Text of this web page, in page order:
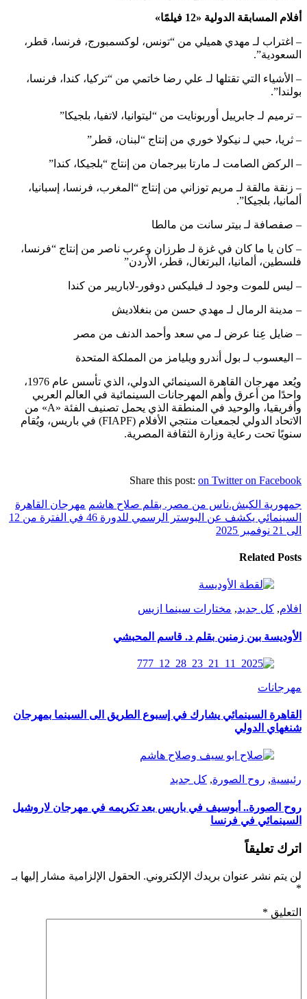
أفلام المسابقة الدولية «12 فيلمًا»
– اغتراب لـ مهدي هميلي من “تونس، لوكسمبورج، فرنسا، قطر،
السعودية”.
– الأشياء التي تقتلها لـ علي رضا خاتمي من “تركيا، كندا، فرنسا،
بولندا”.
– ترميم لـ جابرييل أوربونايت من “ليتوانيا، لاتفيا، بلجيكا”
– ثريا، حبي لـ نيكولا خوري من إنتاج “لبنان، قطر”
– الركض الصامت لـ مارتا بيرجمان من إنتاج “بلجيكا، كندا”
– زنقة مالقة لـ مريم توزاني من إنتاج “المغرب، فرنسا، إسبانيا،
ألمانيا، بلجيكا”.
– صفصافة لـ بيتر سانت من مالطا
– كان يا ما كان في غزة لـ طرزان وعرب ناصر من إنتاج “فرنسا،
فلسطين، ألمانيا، البرتغال، قطر، الأردن”
– ليس للموت وجود لـ فيليكس دوفور-لاباريير من كندا
– مدينة الرمال لـ مهدي حسن من بنغلاديش
– ضايل عِنا عرض لـ مي سعد وأحمد الدنف من مصر
– اليعسوب لـ بول أندرو ويليامز من المملكة المتحدة
ويُعد مهرجان القاهرة السينمائي الدولي، الذي تأسس عام 1976،
واحدًا من أعرق وأهم المهرجانات السينمائية في العالم العربي
وأفريقيا، والوحيد في المنطقة الذي يحمل تصنيف الفئة «A» من
الاتحاد الدولي لجمعيات منتجي الأفلام (FIAPF) في باريس، ويُقام
سنويًا تحت رعاية وزارة الثقافة المصرية.
Share this post: on Twitter on Facebook
جمهورية الكبش.ناس من مصر. بقلم صلاح هاشم مهرجان القاهرة
السينمائي يكشف عن البوستر الرسمي للدورة 46 في الفترة من 12
الى 21 نوفمبر 2025
Related Posts
افلام, كل جديد, مختارات سينما ازيس
الأوديسة بين زمنين بقلم د. قاسم المحبشي
مهرجانات
القاهرة السينمائي يشارك في إسبوع الطريق الى السينما بمهرجان
شنغهاي الدولي
رئيسية, روح الصورة, كل جديد
روح الصورة.. أبوسيف في باريس بعد تكريمه في مهرجان لاروشيل
السينمائي في فرنسا
اترك تعليقاً
لن يتم نشر عنوان بريدك الإلكتروني. الحقول الإلزامية مشار إليها بـ
*
التعليق *